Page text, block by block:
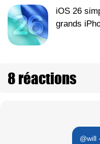
iOS 26
grands
8 réactions
@will